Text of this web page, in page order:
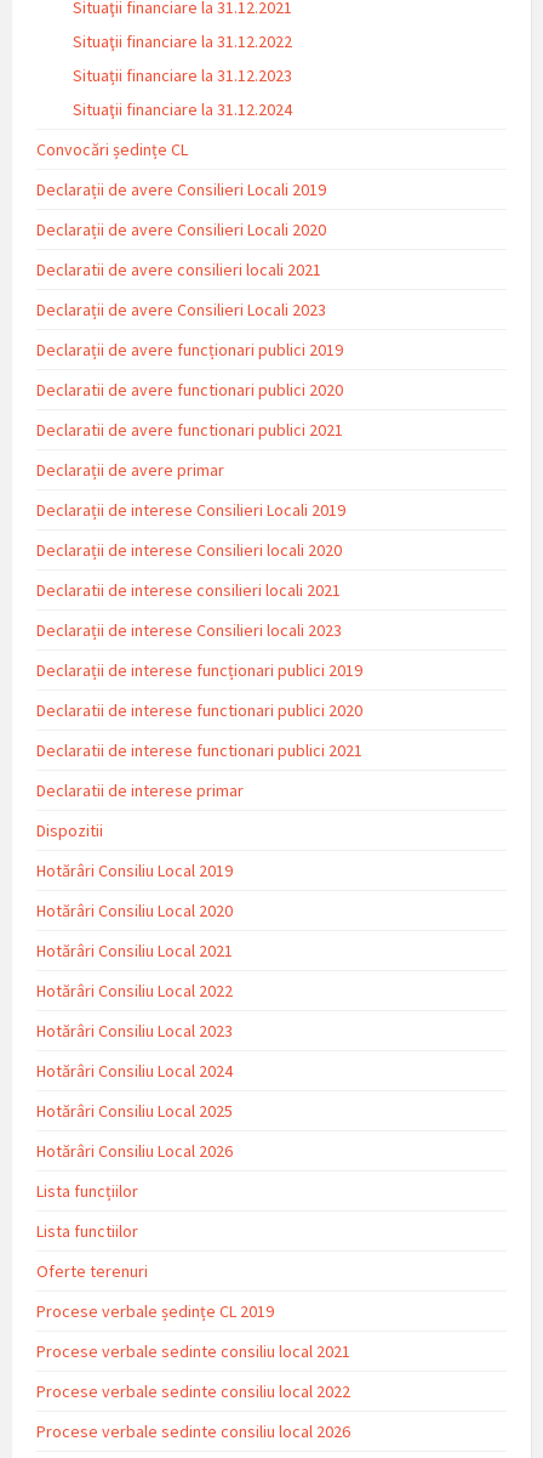
Situaţii financiare la 31.12.2021
Situaţii financiare la 31.12.2022
Situații financiare la 31.12.2023
Situaţii financiare la 31.12.2024
Convocări ședințe CL
Declarații de avere Consilieri Locali 2019
Declarații de avere Consilieri Locali 2020
Declaratii de avere consilieri locali 2021
Declarații de avere Consilieri Locali 2023
Declarații de avere funcționari publici 2019
Declaratii de avere functionari publici 2020
Declaratii de avere functionari publici 2021
Declarații de avere primar
Declarații de interese Consilieri Locali 2019
Declarații de interese Consilieri locali 2020
Declaratii de interese consilieri locali 2021
Declarații de interese Consilieri locali 2023
Declarații de interese funcționari publici 2019
Declaratii de interese functionari publici 2020
Declaratii de interese functionari publici 2021
Declaratii de interese primar
Dispozitii
Hotărâri Consiliu Local 2019
Hotărâri Consiliu Local 2020
Hotărâri Consiliu Local 2021
Hotărâri Consiliu Local 2022
Hotărâri Consiliu Local 2023
Hotărâri Consiliu Local 2024
Hotărâri Consiliu Local 2025
Hotărâri Consiliu Local 2026
Lista funcțiilor
Lista functiilor
Oferte terenuri
Procese verbale ședințe CL 2019
Procese verbale sedinte consiliu local 2021
Procese verbale sedinte consiliu local 2022
Procese verbale sedinte consiliu local 2026